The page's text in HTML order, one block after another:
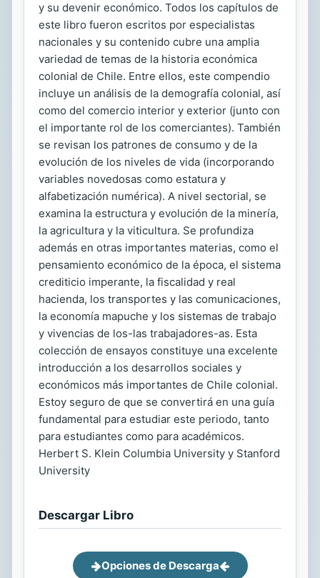
y su devenir económico. Todos los capítulos de
este libro fueron escritos por especialistas
nacionales y su contenido cubre una amplia
variedad de temas de la historia económica
colonial de Chile. Entre ellos, este compendio
incluye un análisis de la demografía colonial, así
como del comercio interior y exterior (junto con
el importante rol de los comerciantes). También
se revisan los patrones de consumo y de la
evolución de los niveles de vida (incorporando
variables novedosas como estatura y
alfabetización numérica). A nivel sectorial, se
examina la estructura y evolución de la minería,
la agricultura y la viticultura. Se profundiza
además en otras importantes materias, como el
pensamiento económico de la época, el sistema
crediticio imperante, la fiscalidad y real
hacienda, los transportes y las comunicaciones,
la economía mapuche y los sistemas de trabajo
y vivencias de los-las trabajadores-as. Esta
colección de ensayos constituye una excelente
introducción a los desarrollos sociales y
económicos más importantes de Chile colonial.
Estoy seguro de que se convertirá en una guía
fundamental para estudiar este periodo, tanto
para estudiantes como para académicos.
Herbert S. Klein Columbia University y Stanford
University
Descargar Libro
Opciones de Descarga